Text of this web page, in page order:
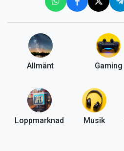
Allmänt Gaming
Loppmarknad Musik